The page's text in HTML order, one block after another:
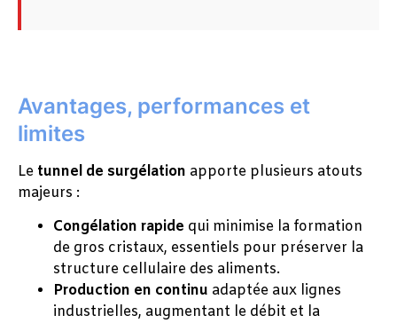
Avantages, performances et
limites
Le tunnel de surgélation apporte plusieurs atouts
majeurs :
Congélation rapide qui minimise la formation
de gros cristaux, essentiels pour préserver la
structure cellulaire des aliments.
Production en continu adaptée aux lignes
industrielles, augmentant le débit et la